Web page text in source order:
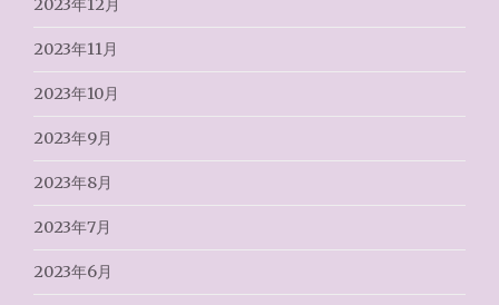
2023年12月
2023年11月
2023年10月
2023年9月
2023年8月
2023年7月
2023年6月